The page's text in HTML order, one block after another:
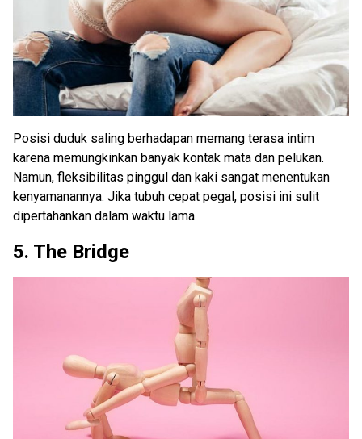
Posisi duduk saling berhadapan memang terasa intim
karena memungkinkan banyak kontak mata dan pelukan.
Namun, fleksibilitas pinggul dan kaki sangat menentukan
kenyamanannya. Jika tubuh cepat pegal, posisi ini sulit
dipertahankan dalam waktu lama.
5. The Bridge